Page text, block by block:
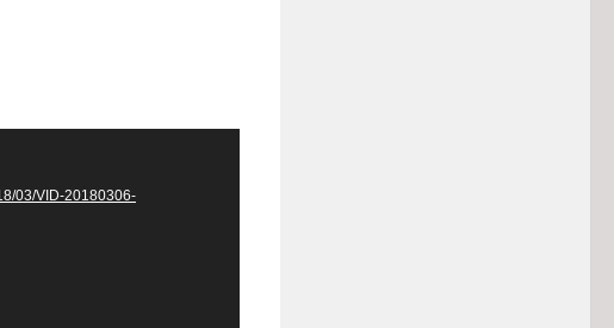
03/VID-20180306-